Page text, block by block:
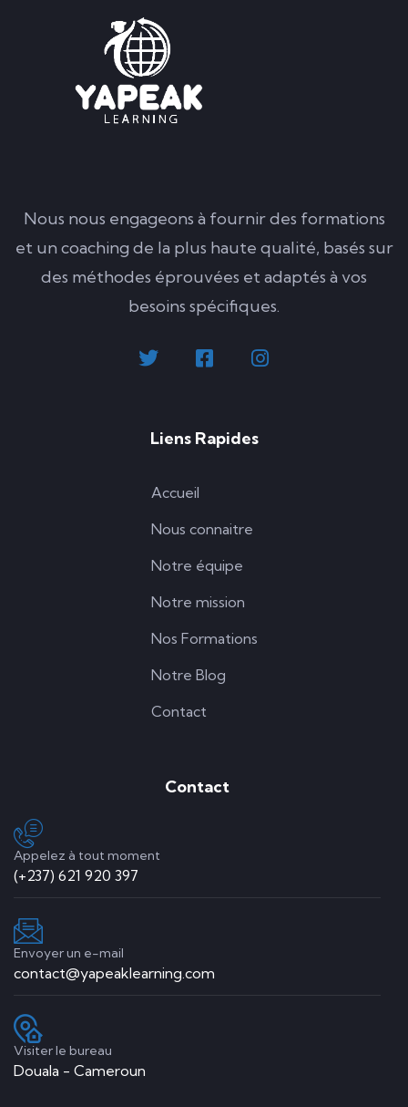
Nous nous engageons à fournir des formations
et un coaching de la plus haute qualité, basés sur
des méthodes éprouvées et adaptés à vos
besoins spécifiques.
Liens Rapides
Accueil
Nous connaitre
Notre équipe
Notre mission
Nos Formations
Notre Blog
Contact
Contact
Appelez à tout moment
(+237) 621 920 397
Envoyer un e-mail
contact@yapeaklearning.com
Visiter le bureau
Douala - Cameroun